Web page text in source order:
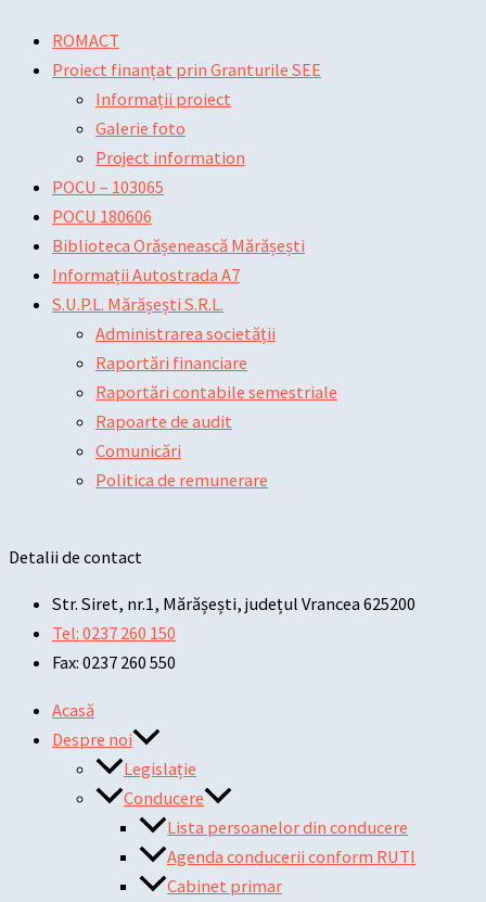
content
Menu
ROMACT
Proiect finanțat prin Granturile SEE
Informații proiect
Galerie foto
Project information
POCU – 103065
POCU 180606
Biblioteca Orășenească Mărășești
Informații Autostrada A7
S.U.P.L. Mărășești S.R.L.
Administrarea societății
Raportări financiare
Raportări contabile semestriale
Rapoarte de audit
Comunicări
Politica de remunerare
Detalii de contact
Str. Siret, nr.1, Mărășești, județul Vrancea 625200
Tel: 0237 260 150
Fax: 0237 260 550
Acasă
Despre noi
Legislație
Conducere
Lista persoanelor din conducere
Agenda conducerii conform RUTI
Cabinet primar
Menunavigation